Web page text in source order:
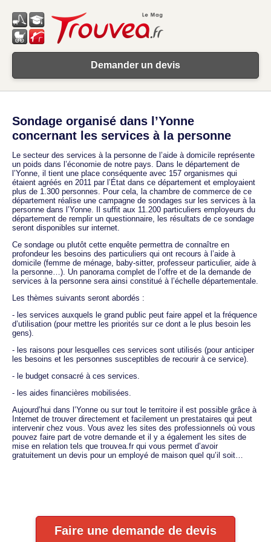
Demander un devis
Sondage organisé dans l’Yonne
concernant les services à la personne
Le secteur des services à la personne de l’aide à domicile représente
un poids dans l’économie de notre pays. Dans le département de
l’Yonne, il tient une place conséquente avec 157 organismes qui
étaient agréés en 2011 par l’État dans ce département et employaient
plus de 1.300 personnes. Pour cela, la chambre de commerce de ce
département réalise une campagne de sondages sur les services à la
personne dans l’Yonne. Il suffit aux 11.200 particuliers employeurs du
département de remplir un questionnaire, les résultats de ce sondage
seront disponibles sur internet.
Ce sondage ou plutôt cette enquête permettra de connaître en
profondeur les besoins des particuliers qui ont recours à l’aide à
domicile (femme de ménage, baby-sitter, professeur particulier, aide à
la personne…). Un panorama complet de l’offre et de la demande de
services à la personne sera ainsi constitué à l’échelle départementale.
Les thèmes suivants seront abordés :
- les services auxquels le grand public peut faire appel et la fréquence
d’utilisation (pour mettre les priorités sur ce dont a le plus besoin les
gens).
- les raisons pour lesquelles ces services sont utilisés (pour anticiper
les besoins et les personnes susceptibles de recourir à ce service).
- le budget consacré à ces services.
- les aides financières mobilisées.
Aujourd’hui dans l’Yonne ou sur tout le territoire il est possible grâce à
Internet de trouver directement et facilement un prestataires qui peut
intervenir chez vous. Vous avez les sites des professionnels où vous
pouvez faire part de votre demande et il y a également les sites de
mise en relation tels que trouvea.fr qui vous permet d’avoir
gratuitement un devis pour un employé de maison quel qu’il soit…
Faire une demande de devis